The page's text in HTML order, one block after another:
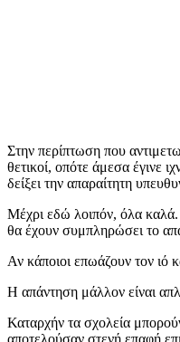
Στην περίπτωση που
θετικοί, οπότε άμεσα έγινε
δείξει την απαραίτητη
Μέχρι εδώ λοιπόν, όλα καλά.
θα έχουν συμπληρώσει το
Αν κάποιοι επωάζουν τον ιό
Η απάντηση μάλλον είναι
Καταρχήν τα σχολεία
αποτελούσαν στενή επαφή